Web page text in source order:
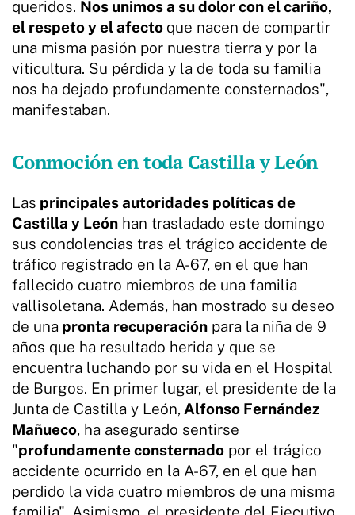
queridos. Nos unimos a su dolor con el cariño,
el respeto y el afecto que nacen de compartir
una misma pasión por nuestra tierra y por la
viticultura. Su pérdida y la de toda su familia
nos ha dejado profundamente consternados",
manifestaban.
Conmoción en toda Castilla y León
Las principales autoridades políticas de
Castilla y León han trasladado este domingo
sus condolencias tras el trágico accidente de
tráfico registrado en la A-67, en el que han
fallecido cuatro miembros de una familia
vallisoletana. Además, han mostrado su deseo
de una pronta recuperación para la niña de 9
años que ha resultado herida y que se
encuentra luchando por su vida en el Hospital
de Burgos. En primer lugar, el presidente de la
Junta de Castilla y León, Alfonso Fernández
Mañueco, ha asegurado sentirse
"profundamente consternado por el trágico
accidente ocurrido en la A-67, en el que han
perdido la vida cuatro miembros de una misma